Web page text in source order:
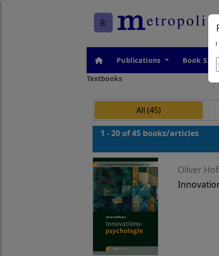
Publications Book
Textbooks
All (45)
1 - 20 of 45 books/articles
Oliver